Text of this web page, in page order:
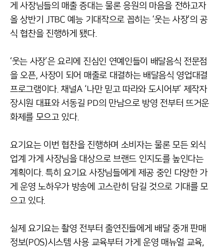
게 사장님들의 매출 증대는 물론 응원의 마음을 전하고자
올 상반기 JTBC 예능 기대작으로 꼽히는 ‘웃는 사장’의 공
식 협찬을 진행하게 됐다.
‘웃는 사장’은 요리에 진심인 연예인들이 배달음식 전문점
을 오픈, 사장이 되어 매출로 대결하는 배달음식 영업대결
프로그램이다. 채널A ‘나만 믿고 따라와 도시어부’ 제작자
장시원 대표와 서동길 PD의 만남으로 방영 전부터 뜨거운
화제를 모으고 있다.
요기요는 이번 협찬을 진행하며 소비자는 물론 모든 외식
업계 가게 사장님을 대상으로 브랜드 인지도를 높인다는
계획이다. 특히 요기요 사장님들에게 제공 중인 다양한 가
게 운영 노하우가 방송에 고스란히 담길 것으로 기대를 모
으고 있다.
실제 요기요는 촬영 전부터 출연진들에게 배달 중개 판매
정보(POS)시스템 사용 교육부터 가게 운영 매뉴얼 교육,